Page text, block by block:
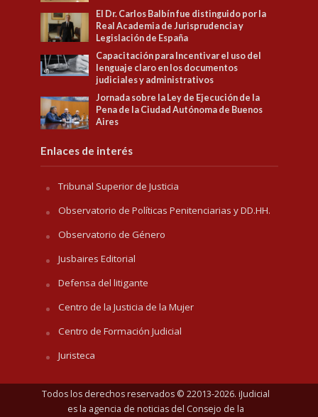
El Dr. Carlos Balbín fue distinguido por la
Real Academia de Jurisprudencia y
Legislación de España
Capacitación para Incentivar el uso del
lenguaje claro en los documentos
judiciales y administrativos
Jornada sobre la Ley de Ejecución de la
Pena de la Ciudad Autónoma de Buenos
Aires
Enlaces de interés
Tribunal Superior de Justicia
Observatorio de Políticas Penitenciarias y DD.HH.
Observatorio de Género
Jusbaires Editorial
Defensa del litigante
Centro de la Justicia de la Mujer
Centro de Formación Judicial
Juristeca
Todos los derechos reservados © 22013-2026. iJudicial
es la agencia de noticias del Consejo de la